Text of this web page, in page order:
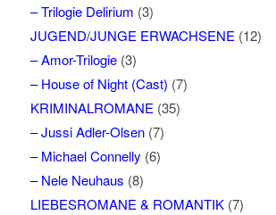
– Trilogie Delirium (3)
JUGEND/JUNGE ERWACHSENE (12)
– Amor-Trilogie(3)
– House of Night (Cast) (7)
KRIMINALROMANE (35)
– Jussi Adler-Olsen(7)
– Michael Connelly (6)
– Nele Neuhaus (8)
LIEBESROMANE & ROMANTIK(7)